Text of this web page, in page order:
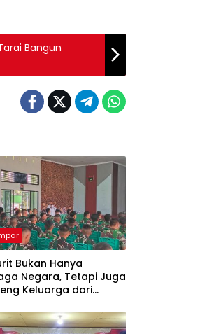
Bangun
Bukan Hanya
Negara, Tetapi Juga
Keluarga dari